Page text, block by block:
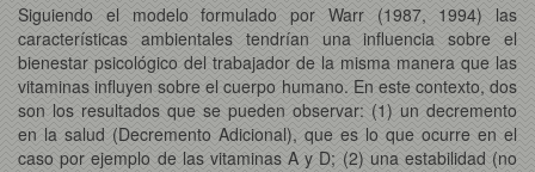
Siguiendo el modelo formulado por Warr (1987, 1994) las
características ambientales tendrían una influencia sobre el
bienestar psicológico del trabajador de la misma manera que las
vitaminas influyen sobre el cuerpo humano. En este contexto, dos
son los resultados que se pueden observar: (1) un decremento
en la salud (Decremento Adicional), que es lo que ocurre en el
caso por ejemplo de las vitaminas A y D; (2) una estabilidad (no